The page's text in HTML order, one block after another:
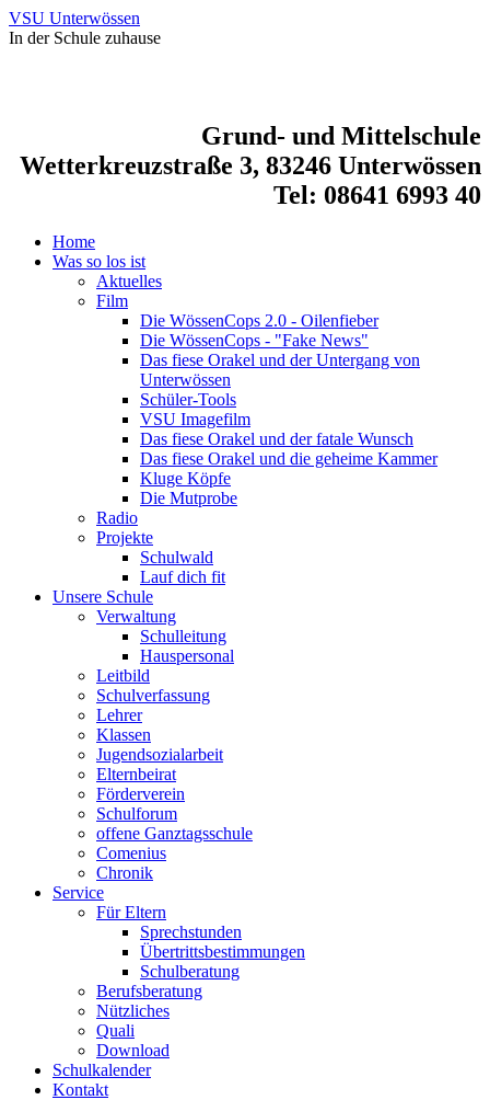
VSU Unterwössen
In der Schule zuhause
Grund- und Mittelschule
Wetterkreuzstraße 3, 83246 Unterwössen
Tel: 08641 6993 40
Home
Was so los ist
Aktuelles
Film
Die WössenCops 2.0 - Oilenfieber
Die WössenCops - "Fake News"
Das fiese Orakel und der Untergang von
Unterwössen
Schüler-Tools
VSU Imagefilm
Das fiese Orakel und der fatale Wunsch
Das fiese Orakel und die geheime Kammer
Kluge Köpfe
Die Mutprobe
Radio
Projekte
Schulwald
Lauf dich fit
Unsere Schule
Verwaltung
Schulleitung
Hauspersonal
Leitbild
Schulverfassung
Lehrer
Klassen
Jugendsozialarbeit
Elternbeirat
Förderverein
Schulforum
offene Ganztagsschule
Comenius
Chronik
Service
Für Eltern
Sprechstunden
Übertrittsbestimmungen
Schulberatung
Berufsberatung
Nützliches
Quali
Download
Schulkalender
Kontakt